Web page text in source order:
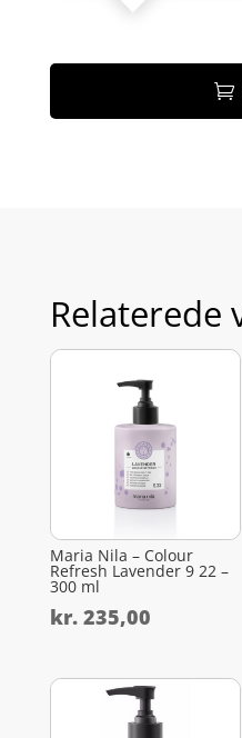
Relaterede
Maria Nila – Colour
Refresh Lavender 9 22 –
300 ml
kr.235,00